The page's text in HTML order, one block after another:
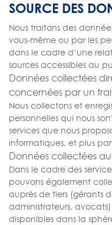
SOURCE DES
Nous traitons des
vous-même ou par les
dans le cadre d’une
sources accessibles au
Données collectées
concernées par un
Nous collectons et
personnelles qui nous
services que nous
informatiques, et plus
Données collectées
Dans le cadre des
pouvons également
auprès de tiers (gérants
administrateurs,
disponibles dans la